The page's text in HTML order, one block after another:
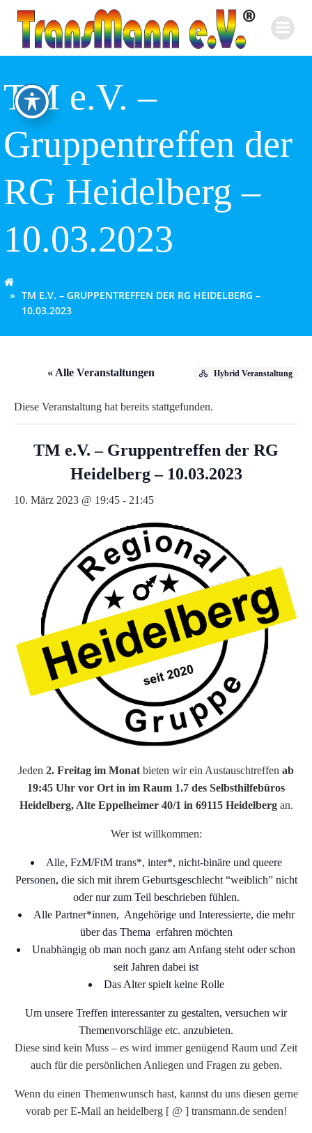
Inhalt
springen
TM e.V. –
Gruppentreffen der
RG Heidelberg –
10.03.2023
TM E.V. – GRUPPENTREFFEN DER RG HEIDELBERG –
10.03.2023
« Alle Veranstaltungen Hybrid Veranstaltung
Diese Veranstaltung hat bereits stattgefunden.
TM e.V. – Gruppentreffen der RG
Heidelberg – 10.03.2023
10. März 2023 @ 19:45 - 21:45
Jeden 2. Freitag im Monat bieten wir ein Austauschtreffen ab
19:45 Uhr vor Ort in im Raum 1.7 des Selbsthilfebüros
Heidelberg, Alte Eppelheimer 40/1 in 69115 Heidelbergan.
Wer ist willkommen:
Alle, FzM/FtM trans*, inter*, nicht-binäre und queere
Personen, die sich mit ihrem Geburtsgeschlecht “weiblich” nicht
oder nur zum Teil beschrieben fühlen.
Alle Partner*innen, Angehörige und Interessierte, die mehr
über das Thema erfahren möchten
Unabhängig ob man noch ganz am Anfang steht oder schon
seit Jahren dabei ist
Das Alter spielt keine Rolle
Um unsere Treffen interessanter zu gestalten, versuchen wir
Themenvorschläge etc. anzubieten.
Diese sind kein Muss – es wird immer genügend Raum und Zeit
auch für die persönlichen Anliegen und Fragen zu geben.
Wenn du einen Themenwunsch hast, kannst du uns diesen gerne
vorab per E-Mail an heidelberg [ @ ] transmann.de senden!